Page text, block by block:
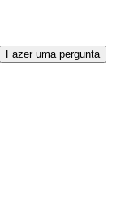
Fazer uma pergunta